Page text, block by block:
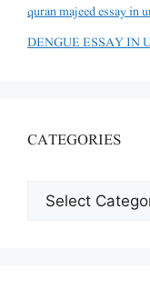
CATEGORIES
CATEGORIES